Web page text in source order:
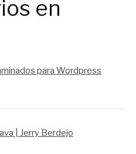
en
para Wordpress
| Jerry Berdejo